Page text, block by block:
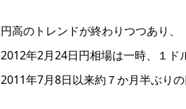
円高のトレンドが終わりつつあり、
2012年2月24日円相場は一時、１ド
2011年7月8日以来約７か月半ぶり